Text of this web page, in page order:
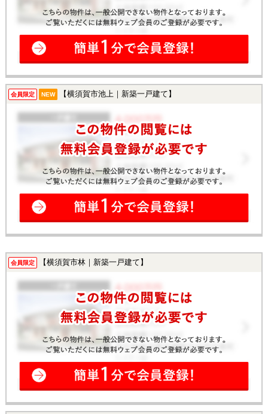
会員限定 NEW 【横須賀市池上｜新築一戸建て】
会員限定 【横須賀市林｜新築一戸建て】